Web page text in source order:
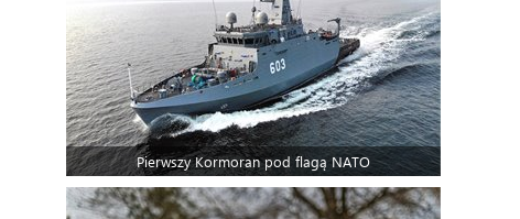
Pierwszy Kormoran pod flagą NATO